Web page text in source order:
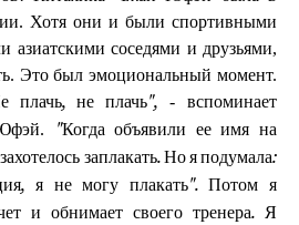
Хотя они и были спортивными
азиатскими соседями и друзьями,
Это был эмоциональный момент.
плачь, не плачь", - вспоминает
"Когда объявили ее имя на
заплакать. Но я подумала:
я не могу плакать". Потом я
и обнимает своего тренера. Я